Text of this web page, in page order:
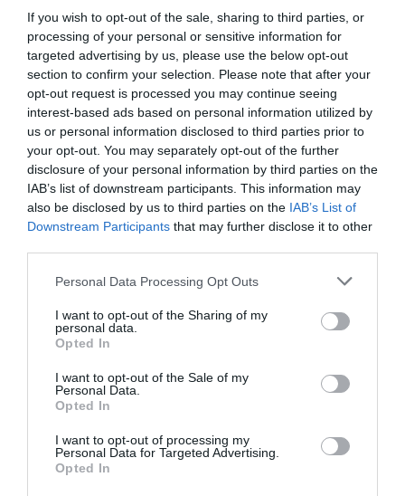
If you wish to opt-out of the sale, sharing to third parties, or
processing of your personal or sensitive information for
targeted advertising by us, please use the below opt-out
section to confirm your selection. Please note that after your
opt-out request is processed you may continue seeing
interest-based ads based on personal information utilized by
us or personal information disclosed to third parties prior to
your opt-out. You may separately opt-out of the further
disclosure of your personal information by third parties on the
IAB’s list of downstream participants. This information may
also be disclosed by us to third parties on the IAB’s List of
Downstream Participants that may further disclose it to other
Please note that this website/app uses one or more Google
not limited to your visit or usage behaviour. You may click to
grant or deny consent to Google and its third-party tags to
use your data for below specified purposes in below Google
consent section.
Personal Data Processing Opt Outs
I want to opt-out of the Sharing of my
personal data.
Opted In
I want to opt-out of the Sale of my
Personal Data.
Opted In
I want to opt-out of processing my
Personal Data for Targeted Advertising.
Opted In
δωρεάν παροχή πρωτοβάθμιας ιατρικής περίθαλψης.
2015
Στο πλαίσιο επιστημονικής διάλεξης, που
πραγματοποιήθηκε στην Αίθουσα Διαλέξεων
"Επαμεινώνδας Μεγαπάνος" της Κλινικής, με θέμα
"Επείγουσα επεμβατική μαιευτική και VBAC",
ανακοινώθηκαν τα εντυπωσιακά στατιστικά, τόσο για τα
ελληνικά, όσο και για τα διεθνή δεδομένα, σύμφωνα με τα
οποία στο ΛΗΤΩ το 2015, τρεις στις τέσσερις γυναίκες
γέννησαν με φυσιολογικό τοκετό, μετά από καισαρική
τομή.
Τα Κεντρικά Εργαστήρια του ΛΗΤΩ, πιστοποιούνται από
τον Φορέα Πιστοποίησης TUV Austria Hellas, με το
Διαχείρισης Ποιότητας.
Με αφορμή την «ενηλικίωση» του 1ου τοκετού στο νερό
στην Ελλάδα, που πραγματοποιήθηκε στο ΛΗΤΩ το 1999,